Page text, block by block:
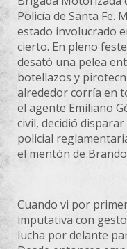
Policía de Santa Fe.
estado involucrado
cierto. En pleno
desató una pelea
botellazos y
alrededor corría en
el agente Emiliano
civil, decidió
policial
el mentón de
Cuando vi por
imputativa con
lucha por delante